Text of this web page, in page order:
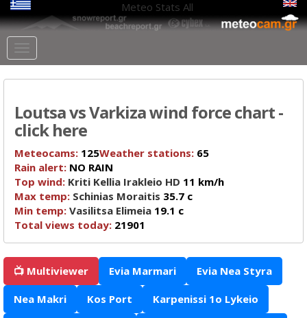
Meteo Stats All
Loutsa vs Varkiza wind force chart -
click here
Meteocams: 125Weather stations: 65
Rain alert: NO RAIN
Top wind: Kriti Kellia Irakleio HD 11 km/h
Max temp: Schinias Moraitis 35.7 c
Min temp: Vasilitsa Elimeia 19.1 c
Total views today: 21901
📺 Multiviewer Evia Marmari Evia Nea Styra
Nea Makri Kos Port Karpenissi 1o Lykeio